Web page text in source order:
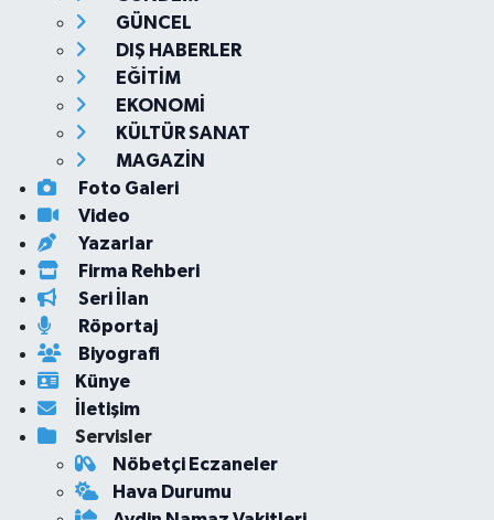
GÜNCEL
DIŞ HABERLER
EĞİTİM
EKONOMİ
KÜLTÜR SANAT
MAGAZİN
Foto Galeri
Video
Yazarlar
Firma Rehberi
Seri İlan
Röportaj
Biyografi
Künye
İletişim
Servisler
Nöbetçi Eczaneler
Hava Durumu